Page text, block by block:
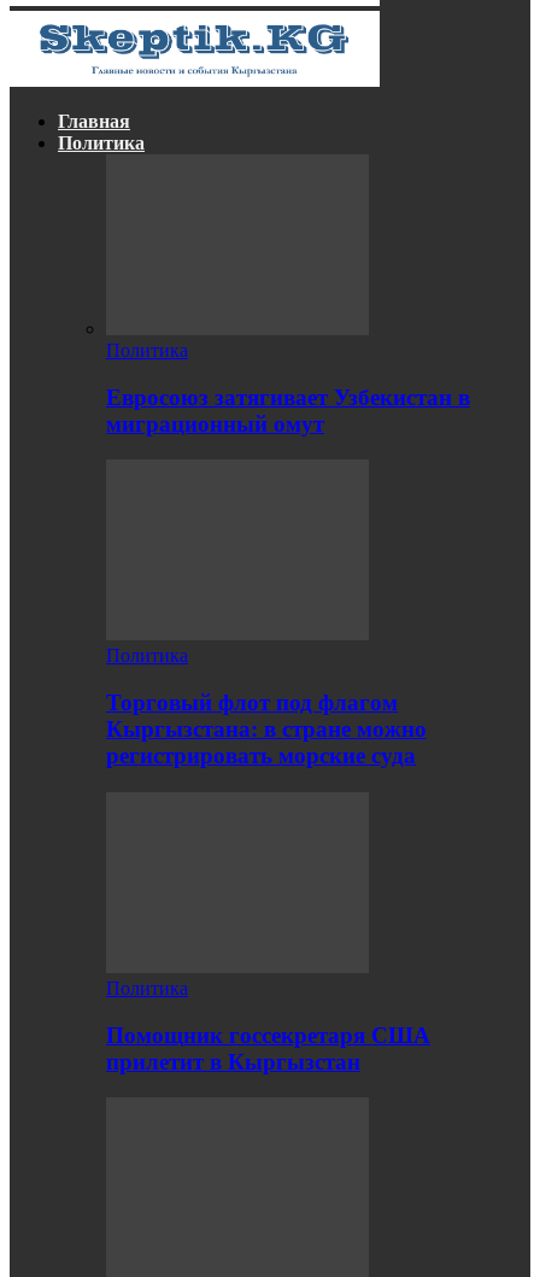
Главная
Политика
Политика
Евросоюз затягивает Узбекистан в
миграционный омут
Политика
Торговый флот под флагом
Кыргызстана: в стране можно
регистрировать морские суда
Политика
Помощник госсекретаря США
прилетит в Кыргызстан